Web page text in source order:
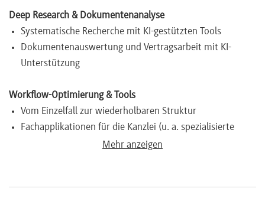
Deep Research & Dokumentenanalyse
Systematische Recherche mit KI-gestützten Tools
Dokumentenauswertung und Vertragsarbeit mit KI-
Unterstützung
Workflow-Optimierung & Tools
Vom Einzelfall zur wiederholbaren Struktur
Fachapplikationen für die Kanzlei (u. a. spezialisierte
Legal-Tech-Lösungen)Mehr anzeigen